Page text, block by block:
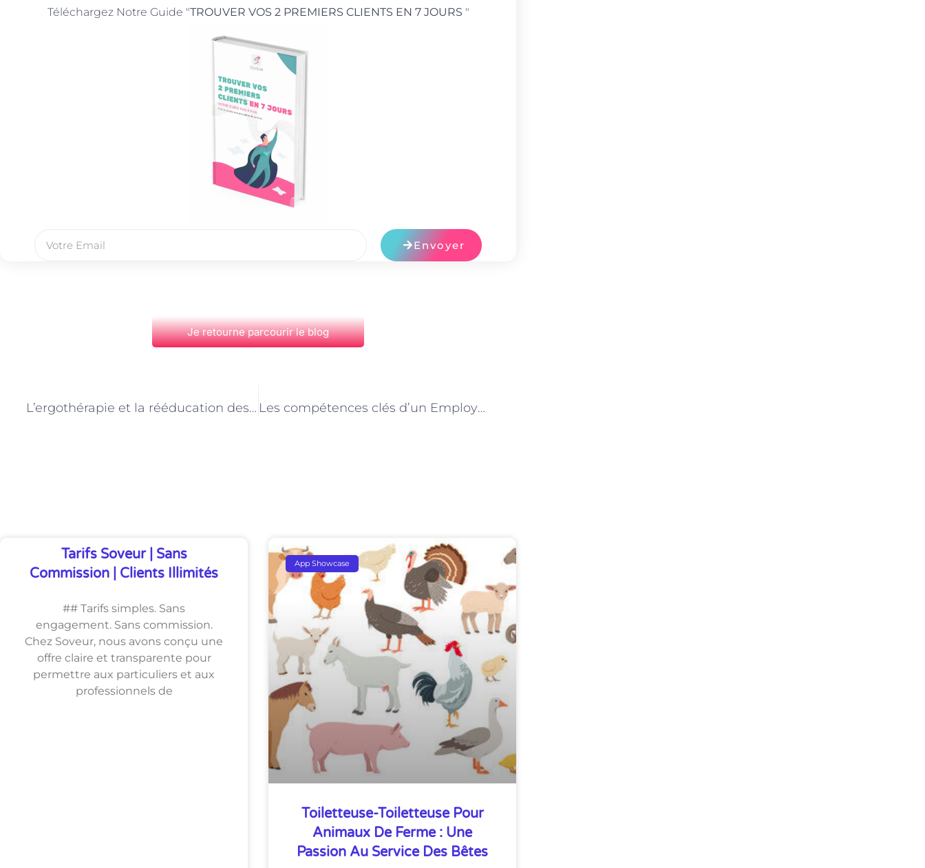
Téléchargez Notre Guide "TROUVER VOS 2 PREMIERS CLIENTS EN 7 JOURS "
Envoyer
Je retourne parcourir le blog
L’ergothérapie et la rééducation des troubles de la coordination à Paris Les compétences clés d’un Employé de maison à Paris
Tarifs Soveur | Sans
Commission | Clients Illimités
## Tarifs simples. Sans
engagement. Sans commission.
Chez Soveur, nous avons conçu une
offre claire et transparente pour
permettre aux particuliers et aux
professionnels de
App Showcase
Toiletteuse-Toiletteuse Pour
Animaux De Ferme : Une
Passion Au Service Des Bêtes